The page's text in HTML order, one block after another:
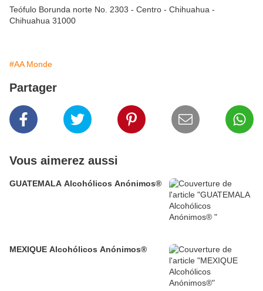
Teófulo Borunda norte No. 2303 - Centro - Chihuahua -
Chihuahua 31000
#AA Monde
Partager
Vous aimerez aussi
GUATEMALA Alcohólicos Anónimos®
MEXIQUE Alcohólicos Anónimos®